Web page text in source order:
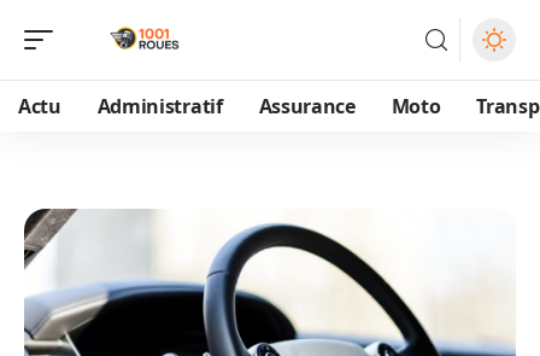
Actu Administratif Assurance Moto